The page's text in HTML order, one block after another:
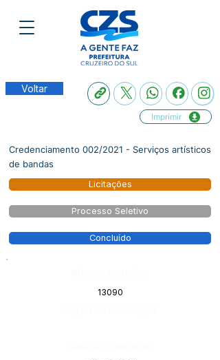
Voltar
Imprimir
Credenciamento 002/2021 - Serviços artísticos
de bandas
Licitações
Processo Seletivo
Concluído
13090